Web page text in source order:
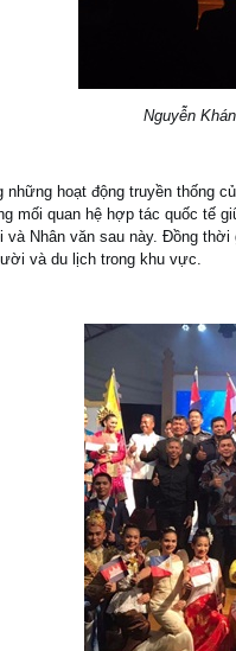
Nguyễn
những hoạt động truyền thống
mối quan hệ hợp tác quốc tế
và Nhân văn sau này. Đồng
và du lịch trong khu vực.